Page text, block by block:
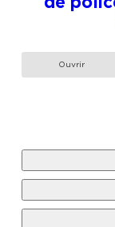
Ouvrir